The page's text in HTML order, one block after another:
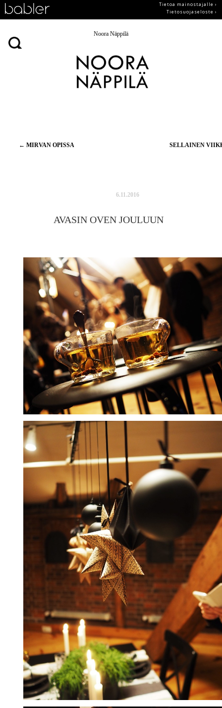
Tietoa mainostajalle ›
Tietosuojaseloste ›
Noora Näppilä
Artikkelien
← MIRVAN OPISSA SELLAINEN
6.11.2016
AVASIN OVEN JOULUUN